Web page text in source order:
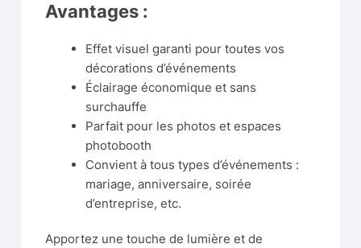
Avantages :
Effet visuel garanti pour toutes vos
décorations d’événements
Éclairage économique et sans
surchauffe
Parfait pour les photos et espaces
photobooth
Convient à tous types d’événements :
mariage, anniversaire, soirée
d’entreprise, etc.
Apportez une touche de lumière et de